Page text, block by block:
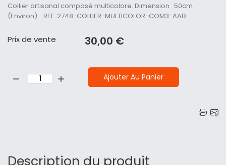
Collier artisanal composé multicolore. Dimension : 50cm.
(Environ)... REF: 2748-COLLIER-MULTICOLOR-COM3-AAD
Prix ​​de vente 30,00 €
Ajouter Au Panier
Description du produit